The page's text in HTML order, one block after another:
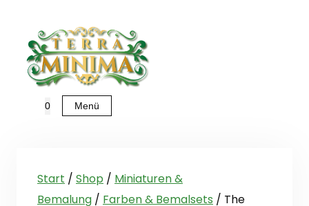
springen
0 Menü
Start / Shop / Miniaturen &
Bemalung / Farben & Bemalsets / The